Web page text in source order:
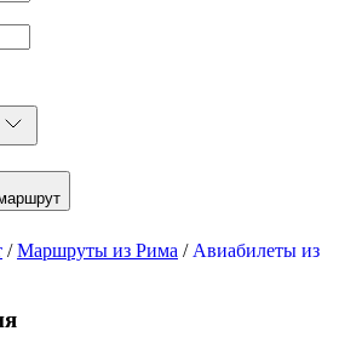
/Маршруты из Рима / Авиабилеты из